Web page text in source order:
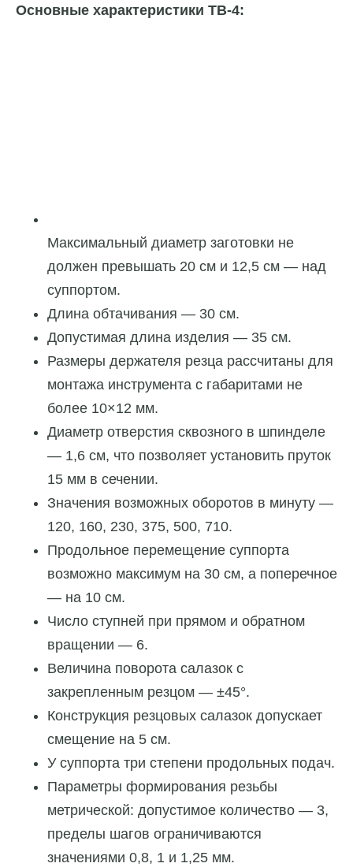
Основные характеристики ТВ-4:
Максимальный диаметр заготовки не
должен превышать 20 см и 12,5 см — над
суппортом.
Длина обтачивания — 30 см.
Допустимая длина изделия — 35 см.
Размеры держателя резца рассчитаны для
монтажа инструмента с габаритами не
более 10×12 мм.
Диаметр отверстия сквозного в шпинделе
— 1,6 см, что позволяет установить пруток
15 мм в сечении.
Значения возможных оборотов в минуту —
120, 160, 230, 375, 500, 710.
Продольное перемещение суппорта
возможно максимум на 30 см, а поперечное
— на 10 см.
Число ступней при прямом и обратном
вращении — 6.
Величина поворота салазок с
закрепленным резцом — ±45°.
Конструкция резцовых салазок допускает
смещение на 5 см.
У суппорта три степени продольных подач.
Параметры формирования резьбы
метрической: допустимое количество — 3,
пределы шагов ограничиваются
значениями 0,8, 1 и 1,25 мм.